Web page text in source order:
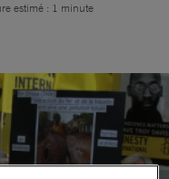
estimé : 1 minute